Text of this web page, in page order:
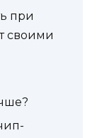
при
своими